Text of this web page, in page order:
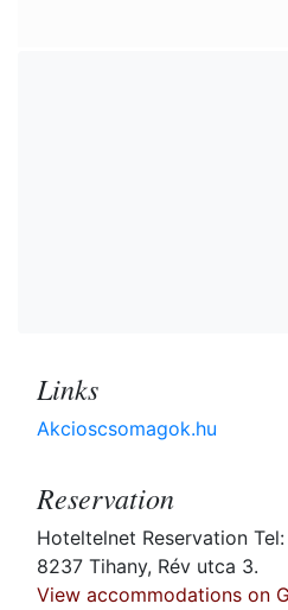
Links
Akcioscsomagok.hu
Reservation
Hoteltelnet Reservation
8237 Tihany, Rév utca 3.
View accommodations on